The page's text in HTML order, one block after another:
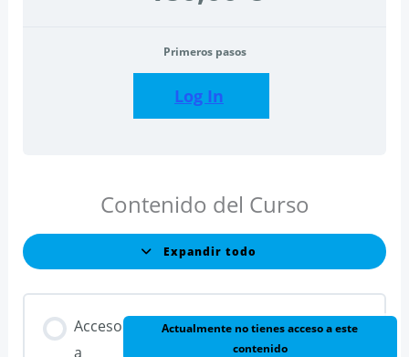
Primeros pasos
Log In
Contenido del Curso
Expandir todo
Lecciones
Acceso
a
Actualmente no tienes acceso a este
contenido